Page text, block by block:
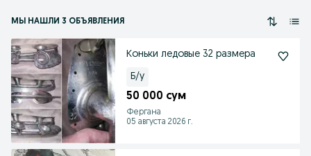
МЫ НАШЛИ 3 ОБЪЯВЛЕНИЯ
Коньки ледовые 32 размера
Б/у
50 000 сум
Фергана
05 августа 2026 г.